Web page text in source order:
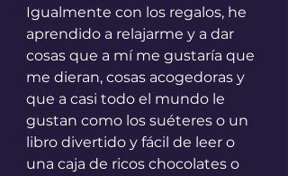
Igualmente con los regalos, he
aprendido a relajarme y a dar
cosas que a mí me gustaría que
me dieran, cosas acogedoras y
que a casi todo el mundo le
gustan como los suéteres o un
libro divertido y fácil de leer o
una caja de ricos chocolates o